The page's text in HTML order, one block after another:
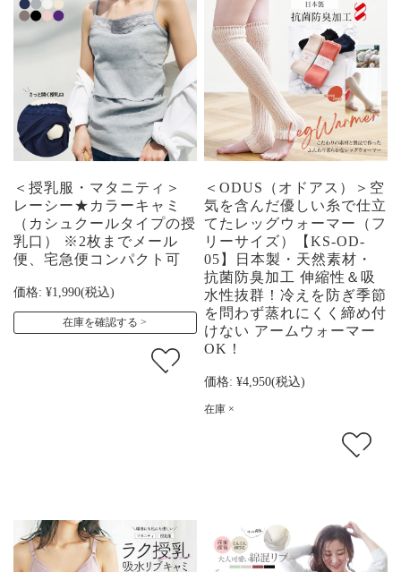
＜授乳服・マタニティ＞
レーシー★カラーキャミ
（カシュクールタイプの授
乳口） ※2枚までメール
便、宅急便コンパクト可
価格: ¥1,990(税込)
在庫を確認する
＜ODUS（オドアス）＞空
気を含んだ優しい糸で仕立
てたレッグウォーマー（フ
リーサイズ）【KS-OD-
05】日本製・天然素材・
抗菌防臭加工 伸縮性＆吸
水性抜群！冷えを防ぎ季節
を問わず蒸れにくく締め付
けない アームウォーマー
OK！
価格: ¥4,950(税込)
在庫 ×